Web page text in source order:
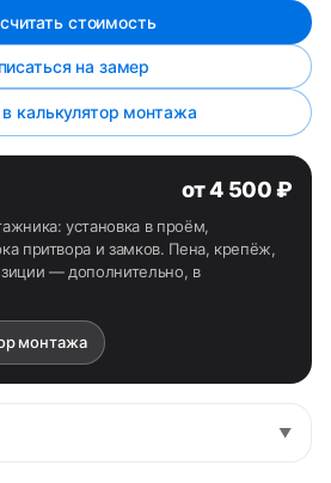
стоимость
на замер
калькулятор монтажа
от 4 500 ₽
установка в проём,
притвора и замков. Пена, крепёж,
— дополнительно, в
монтажа
▼